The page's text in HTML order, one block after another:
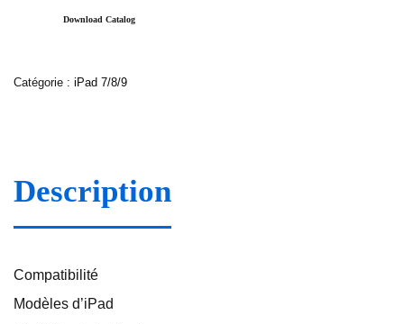
Download Catalog
Catégorie : iPad 7/8/9
Description
Compatibilité
Modèles d’iPad